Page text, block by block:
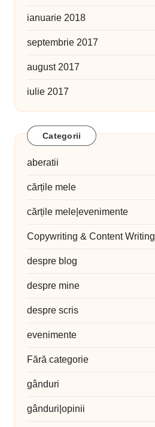
ianuarie 2018
septembrie 2017
august 2017
iulie 2017
Categorii
aberatii
cărțile mele
cărțile mele|evenimente
Copywriting & Content Writing
despre blog
despre mine
despre scris
evenimente
Fără categorie
gânduri
gânduri|opinii